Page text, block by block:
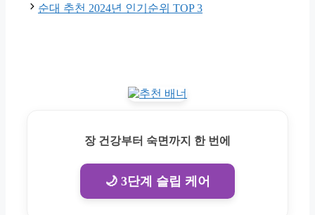
순대 추천 2024년 인기순위 TOP 3
장 건강부터 숙면까지 한 번에
🌙 3단계 슬립 케어